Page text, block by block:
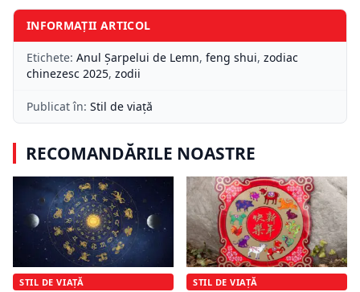
INFORMAȚII ARTICOL
Etichete: Anul Șarpelui de Lemn, feng shui, zodiac
chinezesc 2025, zodii
Publicat în: Stil de viață
RECOMANDĂRILE NOASTRE
STIL DE VIAȚĂ STIL DE VIAȚĂ